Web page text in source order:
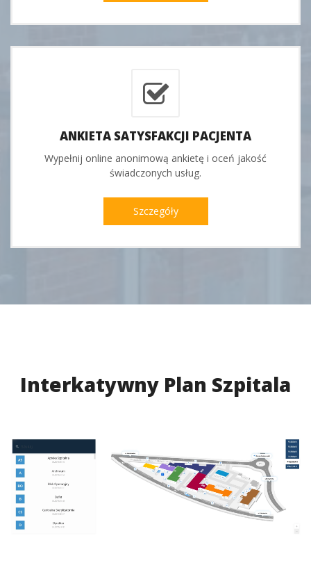
ANKIETA SATYSFAKCJI PACJENTA
Wypełnij online anonimową ankietę i oceń jakość
świadczonych usług.
Szczegóły
Interkatywny Plan Szpitala